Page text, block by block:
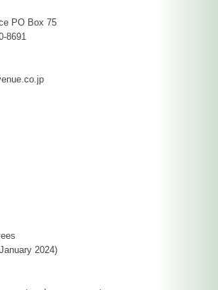
PO Box 75
8691
2024)